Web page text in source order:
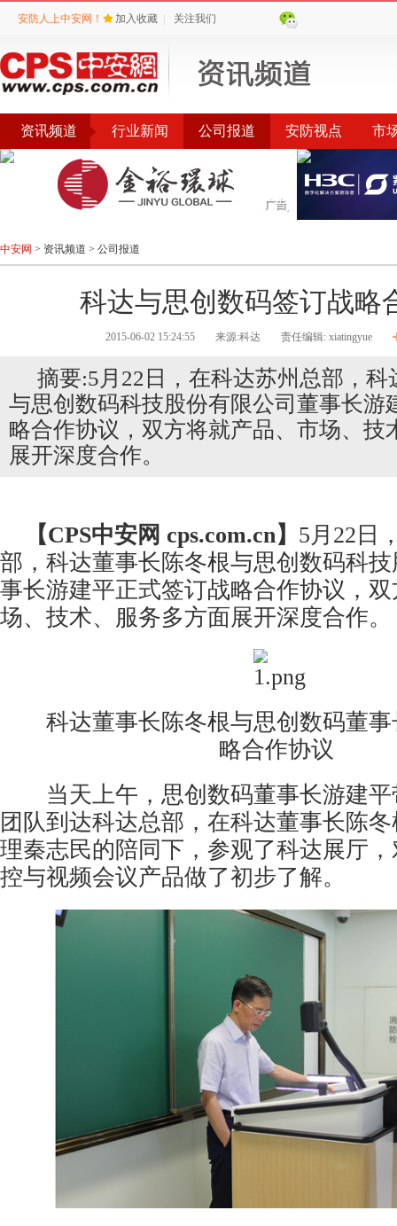
安防人上中安网！ 加入收藏 关注我们
资讯频道 行业新闻 公司报道 安防视点 市
公告 评选 榜单
中安网 > 资讯频道 > 公司报道
科达与思创数码签订战略
2015-06-02 15:24:55 来源:科达 责任编辑: xiatingyue
摘要:5月22日，在科达苏州总部，科
与思创数码科技股份有限公司董事长游
略合作协议，双方将就产品、市场、技
展开深度合作。
【CPS中安网 cps.com.cn】 5月22日
部，科达董事长陈冬根与思创数码科
事长游建平正式签订战略合作协议，
场、技术、服务多方面展开深度合作。
科达董事长陈冬根与思创数码董事
略合作协议
当天上午，思创数码董事长游建平
团队到达科达总部，在科达董事长陈
理秦志民的陪同下，参观了科达展厅
控与视频会议产品做了初步了解。